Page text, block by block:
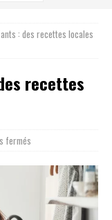
: des recettes locales
recettes
fermés